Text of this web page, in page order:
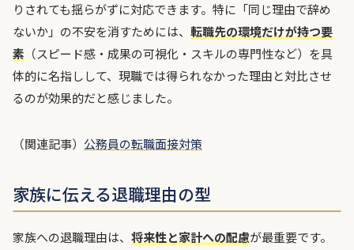
りされても揺らがずに対応できます。特に「同じ理由で辞め
ないか」の不安を消すためには、 転職先の環境だけが持つ要
素 （スピード感・成果の可視化・スキルの専門性など）を具
体的に名指しして、現職では得られなかった理由と対比させ
るのが効果的だと感じました。
（関連記事） 公務員の転職面接対策
家族に伝える退職理由の型
家族への退職理由は、 将来性と家計への配慮が最重要です。